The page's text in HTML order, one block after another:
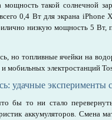
такой солнечной
0,4 Вт для экрана iPhone
низкую мощность 5 Вт,
но топливные ячейки на
мобильных электростанций
удачные эксперименты
бы то ни стало
аккумуляторов. Смена